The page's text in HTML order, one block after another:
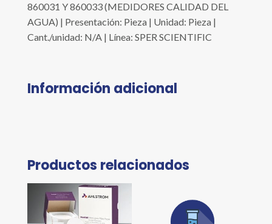
860031 Y 860033 (MEDIDORES CALIDAD DEL
AGUA) | Presentación: Pieza | Unidad: Pieza |
Cant./unidad: N/A | Línea: SPER SCIENTIFIC
Información adicional
Productos relacionados